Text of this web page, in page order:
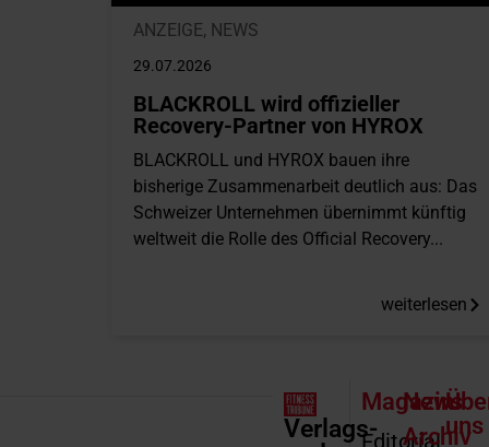
ANZEIGE, NEWS
29.07.2026
BLACKROLL wird offizieller
Recovery-Partner von HYROX
BLACKROLL und HYROX bauen ihre
bisherige Zusammenarbeit deutlich aus: Das
Schweizer Unternehmen übernimmt künftig
weltweit die Rolle des Official Recovery...
weiterlesen
Verlags-
Magazin
Editorial
News
Archiv
uns